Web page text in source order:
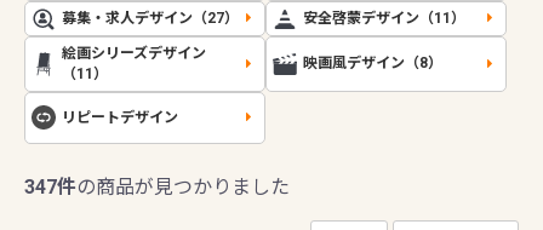
募集・求人デザイン（27） 安全啓蒙デザイン（11）
絵画シリーズデザイン
（11）
映画風デザイン（8）
リピートデザイン
347件の商品が見つかりました